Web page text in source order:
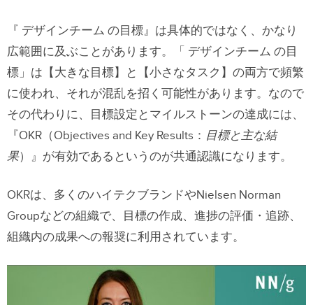
３．チームの成長を支える新しい デザイ
ンプロセス の導入
４．ランディングページのパフォーマン
ス向上
５．デザイン 言語の一貫性
６．プロジェクトのインテークの舵取り
デザイン チームの目標到達ためのサポ
ート
UXPin Mergeでチームの生産性を上げ
よう
『 デザインチーム の目標』は具体的ではなく、かなり
広範囲に及ぶことがあります。「 デザインチーム の目
標」は【大きな目標】と【小さなタスク】の両方で頻繁
に使われ、それが混乱を招く可能性があります。なので
その代わりに、目標設定とマイルストーンの達成には、
『OKR（Objectives and Key Results： 目標と主な結
果）』が有効であるというのが共通認識になります。
OKRは、多くのハイテクブランドやNielsen Norman
Groupなどの組織で、目標の作成、進捗の評価・追跡、
組織内の成果への報奨に利用されています。